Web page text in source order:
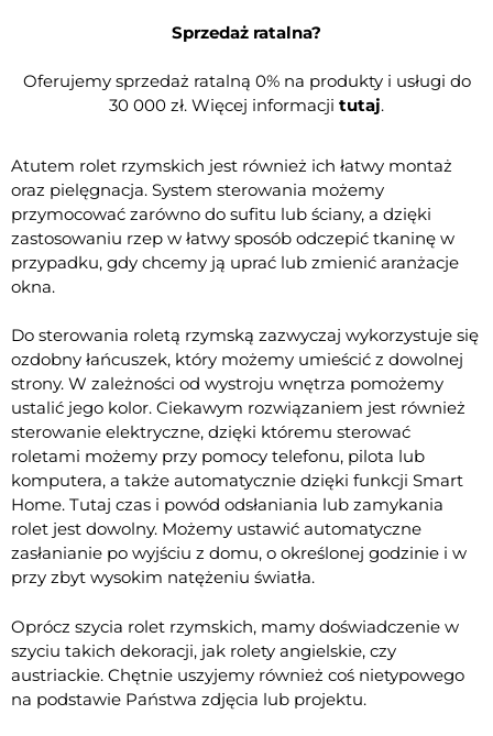
Sprzedaż ratalna?
Oferujemy sprzedaż ratalną 0% na produkty i usługi do
30 000 zł. Więcej informacji tutaj.
Atutem rolet rzymskich jest również ich łatwy montaż
oraz pielęgnacja. System sterowania możemy
przymocować zarówno do sufitu lub ściany, a dzięki
zastosowaniu rzep w łatwy sposób odczepić tkaninę w
przypadku, gdy chcemy ją uprać lub zmienić aranżacje
okna.
Do sterowania roletą rzymską zazwyczaj wykorzystuje się
ozdobny łańcuszek, który możemy umieścić z dowolnej
strony. W zależności od wystroju wnętrza pomożemy
ustalić jego kolor. Ciekawym rozwiązaniem jest również
sterowanie elektryczne, dzięki któremu sterować
roletami możemy przy pomocy telefonu, pilota lub
komputera, a także automatycznie dzięki funkcji Smart
Home. Tutaj czas i powód odsłaniania lub zamykania
rolet jest dowolny. Możemy ustawić automatyczne
zasłanianie po wyjściu z domu, o określonej godzinie i w
przy zbyt wysokim natężeniu światła.
Oprócz szycia rolet rzymskich, mamy doświadczenie w
szyciu takich dekoracji, jak rolety angielskie, czy
austriackie. Chętnie uszyjemy również coś nietypowego
na podstawie Państwa zdjęcia lub projektu.